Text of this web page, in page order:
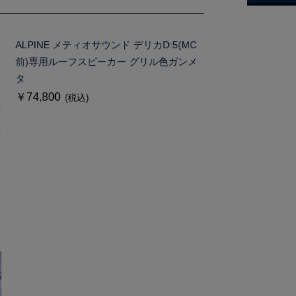
ALPINE メティオサウンド デリカD:5(MC
前)専用ルーフスピーカー グリル色ガンメ
タ
￥74,800 (税込)